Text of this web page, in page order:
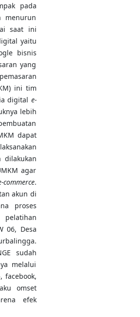
pada
menurun
saat ini
yaitu
bisnis
yang
ini tim
digital e-
lebih
dapat
dilakukan
agar
commerce.
akun di
proses
06, Desa
sudah
melalui
facebook,
omset
efek